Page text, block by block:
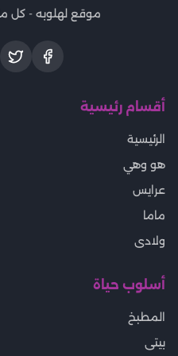
موقع لهلوبه - كل
أقسام رئيسية
الرئيسية
هو وهي
عرايس
ماما
ولادى
أسلوب حياة
المطبخ
بيتى